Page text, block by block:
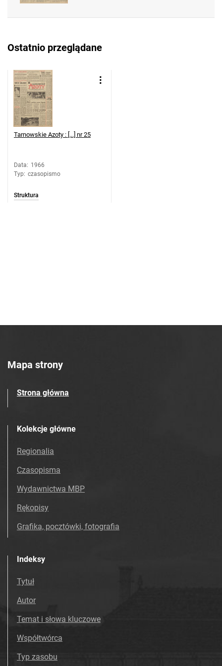
Feliksa Dzierżyńskiego. 1966, nr 42
Robotniczego Zakładów Azotowych im.
Feliksa Dzierżyńskiego. 1966, nr 43
Tarnowskie Azoty : Organ Samorządu
Robotniczego Zakładów Azotowych im.
Feliksa Dzierżyńskiego. 1966, nr 44
Tarnowskie Azoty : Organ Samorządu
Feliksa Dzierżyńskiego. 1966, nr 45
Tarnowskie Azoty : Organ Samorządu
Tarnowskie Azoty : Organ Samorządu
Feliksa Dzierżyńskiego. 1966, nr 51
Feliksa Dzierżyńskiego. 1966, nr 52
Tarnowskie Azoty : Organ Samorządu
Feliksa Dzierżyńskiego. 1967
Tarnowskie Azoty : Organ Samorządu
Feliksa Dzierżyńskiego. 1968
Tarnowskie Azoty : Organ Samorządu
Tarnowskie Azoty : Organ Samorządu
Tarnowskie Azoty : Organ Samorządu
Robotniczego Zakładów Azotowych im.
Tarnowskie Azoty : Organ Samorządu
Robotniczego Zakładów Azotowych im.
Ostatnio przeglądane
Tarnowskie Azoty : [...] nr 25
Data: 1966
Typ: czasopismo
Struktura
Mapa strony
Strona główna
Kolekcje główne
Regionalia
Czasopisma
Wydawnictwa MBP
Rękopisy
Grafika, pocztówki, fotografia
Indeksy
Tytuł
Autor
Temat i słowa kluczowe
Współtwórca
Typ zasobu